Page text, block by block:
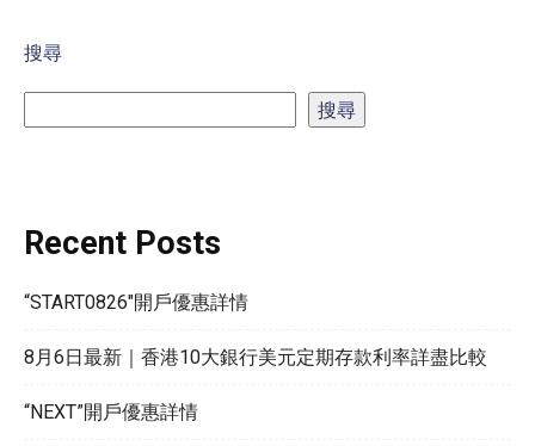
搜尋
搜尋
Recent Posts
“START0826″開戶優惠詳情
8月6日最新｜香港10大銀行美元定期存款利率詳盡比較
“NEXT”開戶優惠詳情